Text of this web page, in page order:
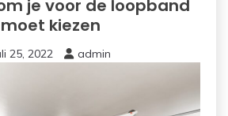
je voor de loopband
moet kiezen
25, 2022 admin